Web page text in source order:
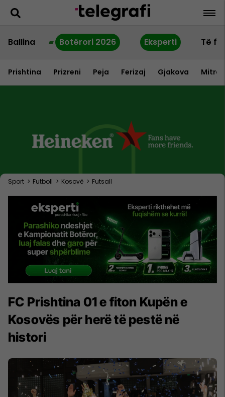
Ballina Botërori 2026 Eksperti Të
Prishtina Prizreni Peja Ferizaj Gjakova
Sport > Futboll > Kosovë > Futsall
FC Prishtina 01 e fiton Kupën e
Kosovës për herë të pestë në
histori